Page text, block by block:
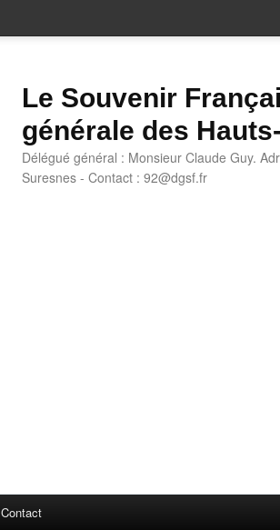
Le Souvenir
générale des
Délégué général : Monsieur Claude Guy.
Suresnes - Contact : 92@dgsf.fr
Contact